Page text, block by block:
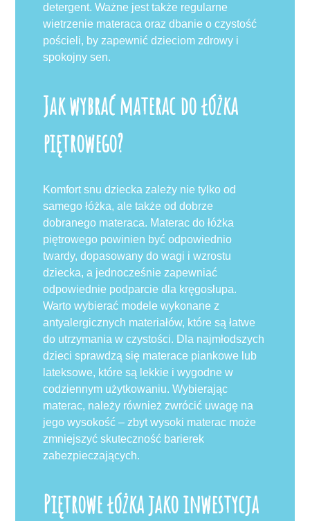
detergent. Ważne jest także regularne
wietrzenie materaca oraz dbanie o czystość
pościeli, by zapewnić dzieciom zdrowy i
spokojny sen.
Jak wybrać materac do łóżka
piętrowego?
Komfort snu dziecka zależy nie tylko od
samego łóżka, ale także od dobrze
dobranego materaca. Materac do łóżka
piętrowego powinien być odpowiednio
twardy, dopasowany do wagi i wzrostu
dziecka, a jednocześnie zapewniać
odpowiednie podparcie dla kręgosłupa.
Warto wybierać modele wykonane z
antyalergicznych materiałów, które są łatwe
do utrzymania w czystości. Dla najmłodszych
dzieci sprawdzą się materace piankowe lub
lateksowe, które są lekkie i wygodne w
codziennym użytkowaniu. Wybierając
materac, należy również zwrócić uwagę na
jego wysokość – zbyt wysoki materac może
zmniejszyć skuteczność barierek
zabezpieczających.
Piętrowe łóżka jako inwestycja